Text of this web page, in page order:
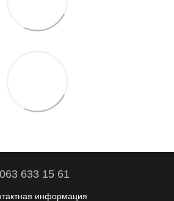
063 633 15 61
информация